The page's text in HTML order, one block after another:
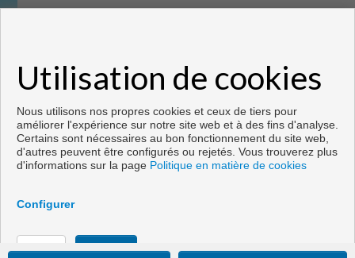
+−
Utilisation de cookies
Nous utilisons nos propres cookies et ceux de tiers pour
améliorer l'expérience sur notre site web et à des fins d'analyse.
Certains sont nécessaires au bon fonctionnement du site web,
d'autres peuvent être configurés ou rejetés. Vous trouverez plus
d'informations sur la page Politique en matière de cookies
Configurer